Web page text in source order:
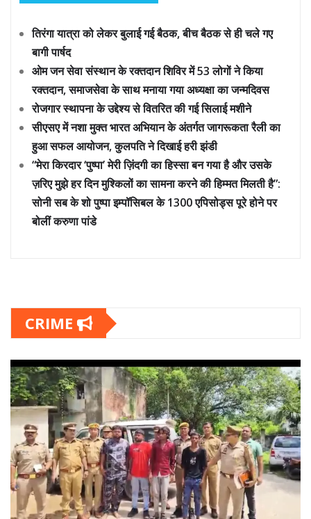
तिरंगा यात्रा को लेकर बुलाई गई बैठक, बीच बैठक से ही चले गए
बागी पार्षद
ओम जन सेवा संस्थान के रक्तदान शिविर में 53 लोगों ने किया
रक्तदान, समाजसेवा के साथ मनाया गया अध्यक्षा का जन्मदिवस
रोजगार स्थापना के उद्देश्य से वितरित की गई सिलाई मशीने
सीएसए में नशा मुक्त भारत अभियान के अंतर्गत जागरूकता रैली का
हुआ सफल आयोजन, कुलपति ने दिखाई हरी झंडी
“मेरा किरदार ‘पुष्पा’ मेरी ज़िंदगी का हिस्सा बन गया है और उसके
ज़रिए मुझे हर दिन मुश्किलों का सामना करने की हिम्मत मिलती है”:
सोनी सब के शो पुष्पा इम्पॉसिबल के 1300 एपिसोड्स पूरे होने पर
बोलीं करुणा पांडे
CRIME